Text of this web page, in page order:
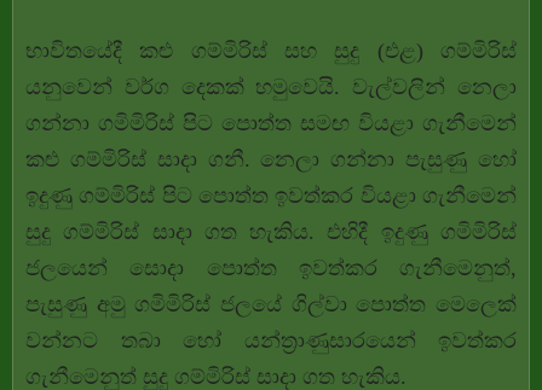
භාවිතයේදී කළු ගම්මිරිස් සහ සුදු (එළ) ගම්මිරිස්
යනුවෙන් වර්ග දෙකක් හමුවෙයි. වැල්වලින් නෙලා
ගන්නා ගමිමිරිස් පිට පොත්ත සමඟ වියළා ගැනීමෙන්
කළු ගම්මිරිස් සාදා ගනී. නෙලා ගන්නා පැසුණු හෝ
ඉදුණු ගම්මිරිස් පිට පොත්ත ඉවත්කර වියළා ගැනීමෙන්
සුදු ගම්මිරිස් සාදා ගත හැකිය. එහිදී ඉදුණු ගමිමිරිස්
ජලයෙන් සොදා පොත්ත ඉවත්කර ගැනීමෙනුත්,
පැසුණු අමු ගමිමිරිස් ජලයේ ගිල්වා පොත්ත මෙලෙක්
වන්නට තබා හෝ යන්ත්‍රාණුසාරයෙන් ඉවත්කර
ගැනීමෙනුත් සුදු ගම්මිරිස් සාදා ගත හැකිය.